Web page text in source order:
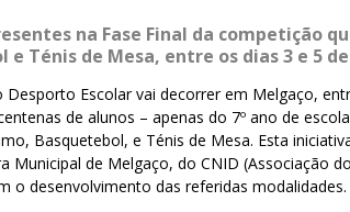
na Fase Final da competição
Ténis de Mesa, entre os dias 3 e 5
Desporto Escolar vai decorrer em Melgaço,
de alunos – apenas do 7º ano de
Basquetebol, e Ténis de Mesa. Esta
Municipal de Melgaço, do CNID (Associação
o desenvolvimento das referidas modalidades.